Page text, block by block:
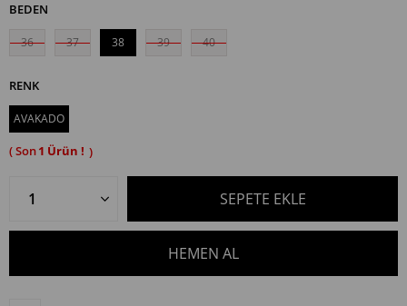
BEDEN
1
36 37 38 39 40
RENK
AVAKADO